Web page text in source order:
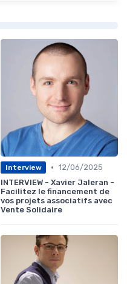
Interview • 12/06/2025
INTERVIEW - Xavier Jaleran -
Facilitez le financement de
vos projets associatifs avec
Vente Solidaire